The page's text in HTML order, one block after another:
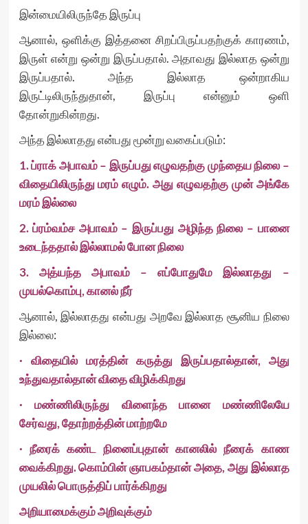
இன்மையிலிருந்தே இருப்பு
ஆனால், ஒளிக்கு இத்தனை சிறப்பிருப்பதற்குக் காரணம்,
இருள் என்று ஒன்று இருப்பதால். அதாவது இல்லாத ஒன்று
இருப்பதால். அந்த இல்லாத ஒன்றாகிய
இருட்டிலிருந்துதான், இருப்பு என்னும் ஒளி
தோன்றுகின்றது.
அந்த இல்லாதது என்பது மூன்று வகைப்படும்:
1. ப்ராக் அபாவம் – இருப்பது எழுவதற்கு முந்தைய நிலை –
விதையிலிருந்து மரம் எழும். அது எழுவதற்கு முன் அங்கே
மரம் இல்லை
2. ப்ரம்வம்ச அபாவம் – இருப்பது அழிந்த நிலை – பானை
உடைந்ததால் இல்லாமல் போன நிலை
3. அத்யந்த அபாவம் – எப்போதுமே இல்லாதது –
முயல்கொம்பு, கானல் நீர்
ஆனால், இல்லாதது என்பது அறவே இல்லாத சூனிய நிலை
இல்லை:
· விதையில் மரத்தின் கருத்து இருப்பதால்தான், அது
உந்துவதால்தான் விதை விழிக்கிறது
· மண்ணிலிருந்து விளைந்த பானை மண்ணிலேயே
சேர்வது, தோற்றத்தின் மாற்றமே
· நீரைக் கண்ட நினைப்புதான் கானலில் நீரைக் காண
வைக்கிறது. கொம்பின் ஞாபகம்தான் அதை, அது இல்லாத
முயலில் பொருத்திப் பார்க்கிறது
அறியாமைக்கும் அறிவுக்கும்